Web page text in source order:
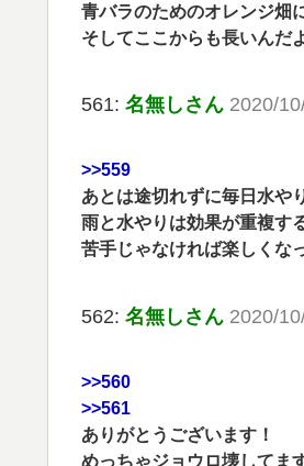
青バラのためのオレンジ畑
そしてここからも長いんだ
561: 名無しさん 2020/
>>559
あとは途切れずに毎日水や
雨と水やりは効果が重複す
苦手じゃなければ楽しくな
562: 名無しさん 2020/
>>560
>>561
ありがとうございます！
めっちゃジョウロ壊してま